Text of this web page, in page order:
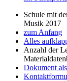
Schule mit
Musik 2017
zum Anfang
Alles
Anzahl der
Dokument